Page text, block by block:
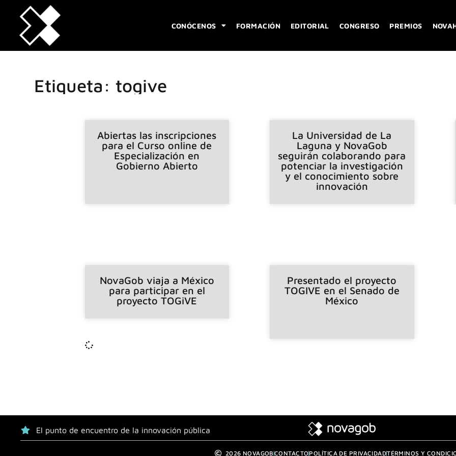
CONÓCENOS FORMACIÓN EDITORIAL CONGRESO PREMIOS
Etiqueta: togive
Abiertas las inscripciones
para el Curso online de
Especialización en
Gobierno Abierto
La Universidad de La
Laguna y NovaGob
seguirán colaborando para
potenciar la investigación
y el conocimiento sobre
innovación
NovaGob viaja a México
para participar en el
proyecto TOGiVE
Presentado el proyecto
TOGIVE en el Senado de
México
El punto de encuentro de la innovación pública
2026 NOVAGOBCONTACTOPOLÍTICA DE PRIVACIDADTÉRMINOS Y